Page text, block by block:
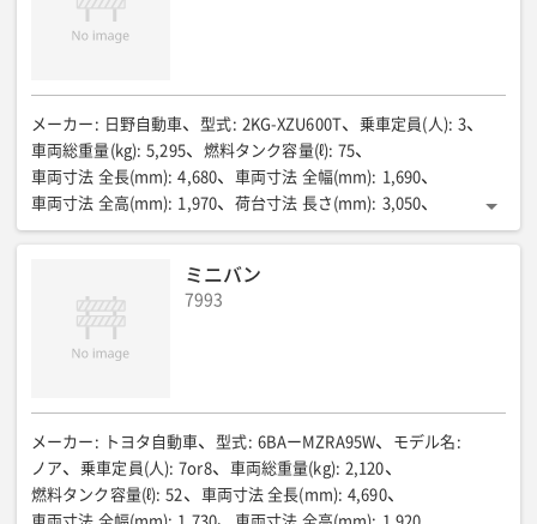
最高出力(PS/rpm)
メーカー : 日野自動車 型式: 2KG-XZU600T 乗車定員(人): 3
車両総重量(kg): 5,295 燃料タンク容量(ℓ): 75
車両寸法 全長(mm): 4,680 車両寸法 全幅(mm): 1,690
車両寸法 全高(mm): 1,970 荷台寸法 長さ(mm): 3,050
荷台寸法 幅(mm): 1,600 荷台寸法 高さ(mm): 320
ミニバン
7993
メーカー : トヨタ自動車 型式: 6BAーMZRA95W モデル名 :
ノア
乗車定員(人): 7or8 車両総重量(kg): 2,120
燃料タンク容量(ℓ): 52 車両寸法 全長(mm): 4,690